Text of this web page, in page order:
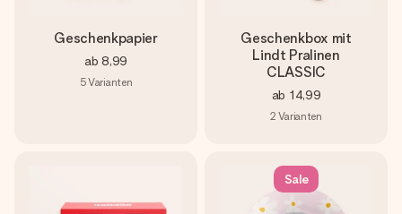
Geschenkpapier
ab 8,99
5Varianten
Geschenkbox mit
Lindt Pralinen
CLASSIC
ab 14,99
2 Varianten
Sale